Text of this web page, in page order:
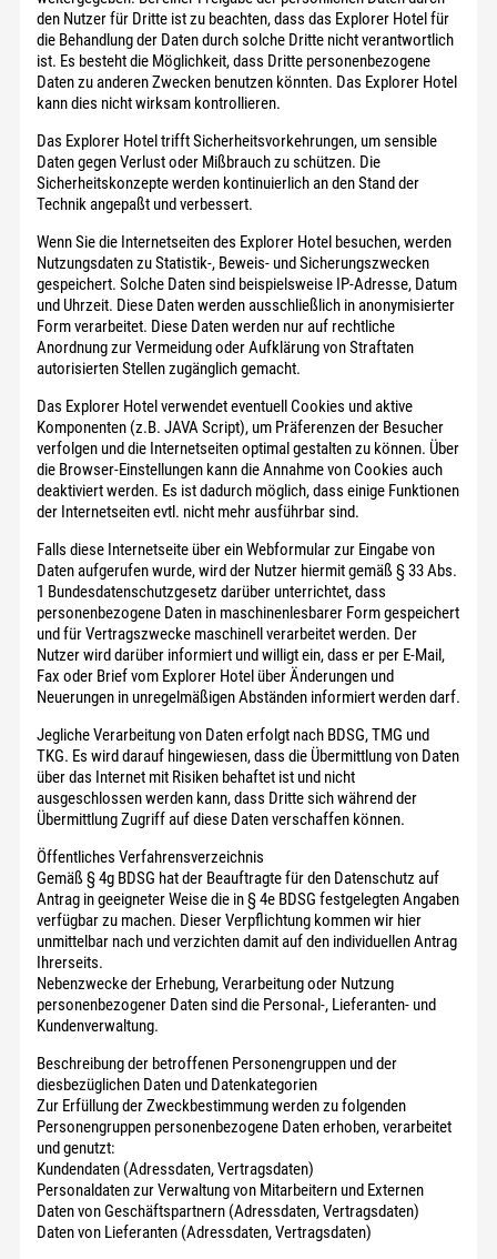
den Nutzer für Dritte ist zu beachten, dass das Explorer Hotel für
die Behandlung der Daten durch solche Dritte nicht verantwortlich
ist. Es besteht die Möglichkeit, dass Dritte personenbezogene
Daten zu anderen Zwecken benutzen könnten. Das Explorer Hotel
kann dies nicht wirksam kontrollieren.
Das Explorer Hotel trifft Sicherheitsvorkehrungen, um sensible
Daten gegen Verlust oder Mißbrauch zu schützen. Die
Sicherheitskonzepte werden kontinuierlich an den Stand der
Technik angepaßt und verbessert.
Wenn Sie die Internetseiten des Explorer Hotel besuchen, werden
Nutzungsdaten zu Statistik-, Beweis- und Sicherungszwecken
gespeichert. Solche Daten sind beispielsweise IP-Adresse, Datum
und Uhrzeit. Diese Daten werden ausschließlich in anonymisierter
Form verarbeitet. Diese Daten werden nur auf rechtliche
Anordnung zur Vermeidung oder Aufklärung von Straftaten
autorisierten Stellen zugänglich gemacht.
Das Explorer Hotel verwendet eventuell Cookies und aktive
Komponenten (z.B. JAVA Script), um Präferenzen der Besucher
verfolgen und die Internetseiten optimal gestalten zu können. Über
die Browser-Einstellungen kann die Annahme von Cookies auch
deaktiviert werden. Es ist dadurch möglich, dass einige Funktionen
der Internetseiten evtl. nicht mehr ausführbar sind.
Falls diese Internetseite über ein Webformular zur Eingabe von
Daten aufgerufen wurde, wird der Nutzer hiermit gemäß § 33 Abs.
1 Bundesdatenschutzgesetz darüber unterrichtet, dass
personenbezogene Daten in maschinenlesbarer Form gespeichert
und für Vertragszwecke maschinell verarbeitet werden. Der
Nutzer wird darüber informiert und willigt ein, dass er per E-Mail,
Fax oder Brief vom Explorer Hotel über Änderungen und
Neuerungen in unregelmäßigen Abständen informiert werden darf.
Jegliche Verarbeitung von Daten erfolgt nach BDSG, TMG und
TKG. Es wird darauf hingewiesen, dass die Übermittlung von Daten
über das Internet mit Risiken behaftet ist und nicht
ausgeschlossen werden kann, dass Dritte sich während der
Übermittlung Zugriff auf diese Daten verschaffen können.
Öffentliches Verfahrensverzeichnis
Gemäß § 4g BDSG hat der Beauftragte für den Datenschutz auf
Antrag in geeigneter Weise die in § 4e BDSG festgelegten Angaben
verfügbar zu machen. Dieser Verpflichtung kommen wir hier
unmittelbar nach und verzichten damit auf den individuellen Antrag
Ihrerseits.
Nebenzwecke der Erhebung, Verarbeitung oder Nutzung
personenbezogener Daten sind die Personal-, Lieferanten- und
Kundenverwaltung.
Beschreibung der betroffenen Personengruppen und der
diesbezüglichen Daten und Datenkategorien
Zur Erfüllung der Zweckbestimmung werden zu folgenden
Personengruppen personenbezogene Daten erhoben, verarbeitet
und genutzt:
Kundendaten (Adressdaten, Vertragsdaten)
Personaldaten zur Verwaltung von Mitarbeitern und Externen
Daten von Geschäftspartnern (Adressdaten, Vertragsdaten)
Daten von Lieferanten (Adressdaten, Vertragsdaten)